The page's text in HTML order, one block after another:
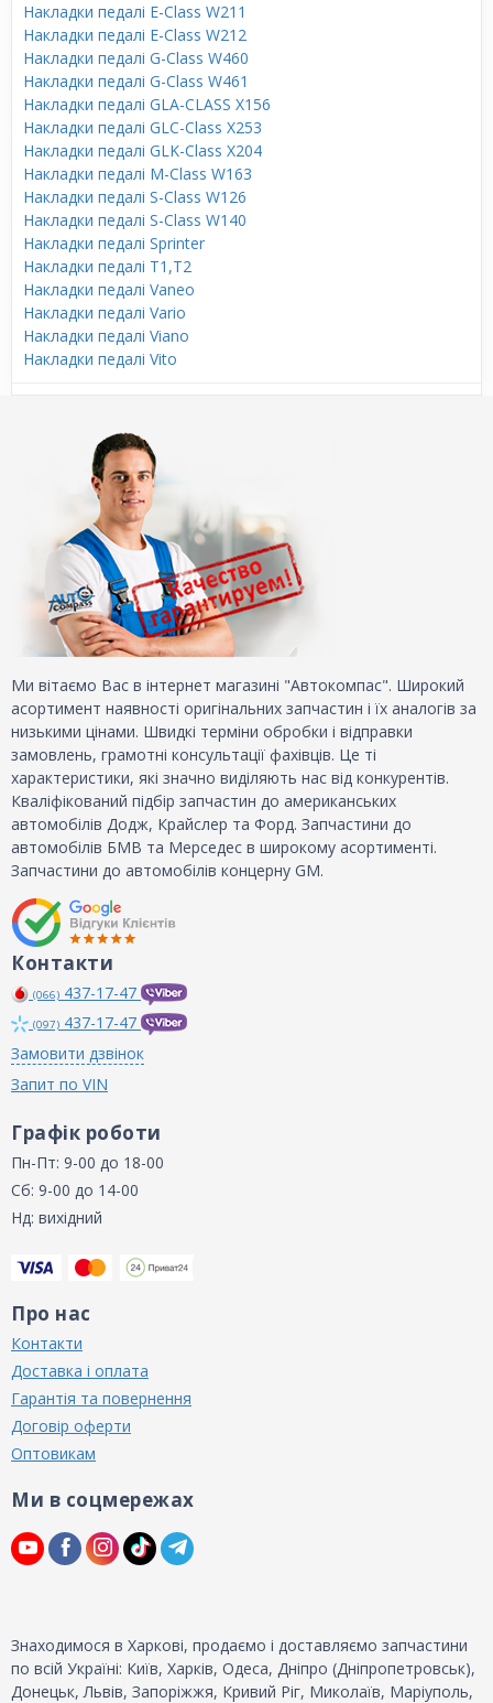
Накладки педалі E-Class W211
Накладки педалі E-Class W212
Накладки педалі G-Class W460
Накладки педалі G-Class W461
Накладки педалі GLA-CLASS X156
Накладки педалі GLC-Class X253
Накладки педалі GLK-Class X204
Накладки педалі M-Class W163
Накладки педалі S-Class W126
Накладки педалі S-Class W140
Накладки педалі Sprinter
Накладки педалі T1,T2
Накладки педалі Vaneo
Накладки педалі Vario
Накладки педалі Viano
Накладки педалі Vito
Ми вітаємо Вас в інтернет магазині "Автокомпас". Широкий
асортимент наявності оригінальних запчастин і їх аналогів за
низькими цінами. Швидкі терміни обробки і відправки
замовлень, грамотні консультації фахівців. Це ті
характеристики, які значно виділяють нас від конкурентів.
Кваліфікований підбір запчастин до американських
автомобілів Додж, Крайслер та Форд. Запчастини до
автомобілів БМВ та Мерседес в широкому асортименті.
Запчастини до автомобілів концерну GM.
Контакти
(066) 437-17-47
(097) 437-17-47
Замовити дзвінок
Запит по VIN
Графік роботи
Пн-Пт: 9-00 до 18-00
Сб: 9-00 до 14-00
Нд: вихідний
Про нас
Контакти
Доставка і оплата
Гарантія та повернення
Договір оферти
Оптовикам
Ми в соцмережах
Знаходимося в Харкові, продаємо і доставляємо запчастини
по всій Україні: Київ, Харків, Одеса, Дніпро (Дніпропетровськ),
Донецьк, Львів, Запоріжжя, Кривий Ріг, Миколаїв, Маріуполь,